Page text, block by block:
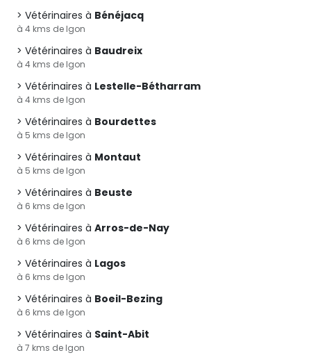
Vétérinaires à Bénéjacq
à 4 kms de Igon
Vétérinaires à Baudreix
à 4 kms de Igon
Vétérinaires à Lestelle-Bétharram
à 4 kms de Igon
Vétérinaires à Bourdettes
à 5 kms de Igon
Vétérinaires à Montaut
à 5 kms de Igon
Vétérinaires à Beuste
à 6 kms de Igon
Vétérinaires à Arros-de-Nay
à 6 kms de Igon
Vétérinaires à Lagos
à 6 kms de Igon
Vétérinaires à Boeil-Bezing
à 6 kms de Igon
Vétérinaires à Saint-Abit
à 7 kms de Igon